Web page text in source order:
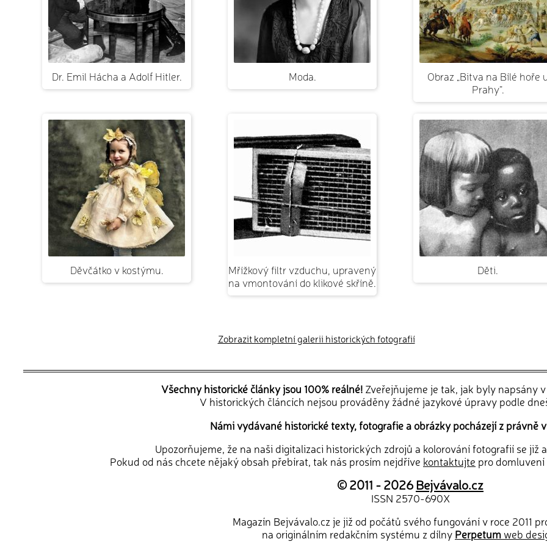
Dr. Emil Hácha a Adolf Hitler. Moda.
Obraz „Bitva na Bílé hoře
Prahy“.
Děvčátko v kostýmu.
Mřížkový filtr vzduchu, upravený
na vmontování do klikové skříně.
Děti.
Zobrazit kompletní galerii historických fotografií
Všechny historické články jsou 100% reálné! Zveřejňujeme je tak, jak byly napsány
V historických článcích nejsou prováděny žádné jazykové úpravy podle
Námi vydávané historické texty, fotografie a obrázky pocházejí z právně
Upozorňujeme, že na naši digitalizaci historických zdrojů a kolorování fotografií se již
Pokud od nás chcete nějaký obsah přebírat, tak nás prosím nejdříve kontaktujte pro
© 2011 - 2026Bejvávalo.cz
ISSN 2570-690X
Magazín Bejvávalo.cz je již od počátů svého fungování v roce 2011
na originálním redakčním systému z dílny Perpetumweb